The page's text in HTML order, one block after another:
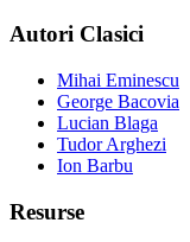
Autori Clasici
Mihai Eminescu
George Bacovia
Lucian Blaga
Tudor Arghezi
Ion Barbu
Resurse